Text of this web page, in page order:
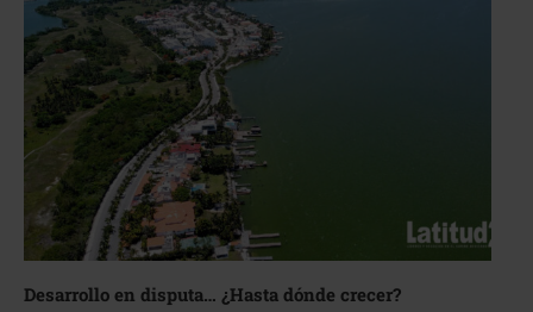
Desarrollo en disputa… ¿Hasta dónde crecer?